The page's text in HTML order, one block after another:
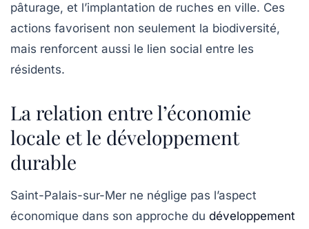
pâturage, et l’implantation de ruches en ville. Ces
actions favorisent non seulement la biodiversité,
mais renforcent aussi le lien social entre les
résidents.
La relation entre l’économie
locale et le développement
durable
Saint-Palais-sur-Mer ne néglige pas l’aspect
économique dans son approche du développement